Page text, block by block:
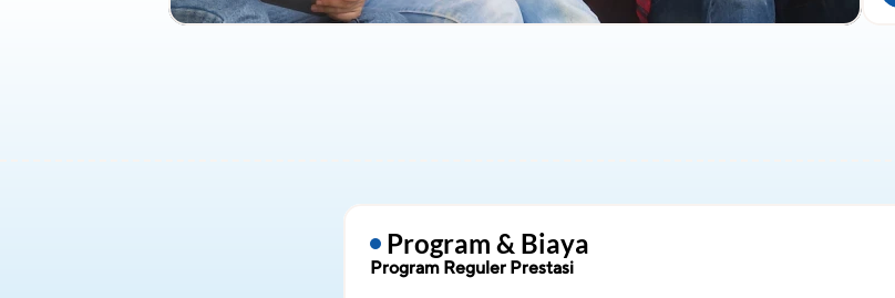
Program & Biaya
Program Reguler Prestasi